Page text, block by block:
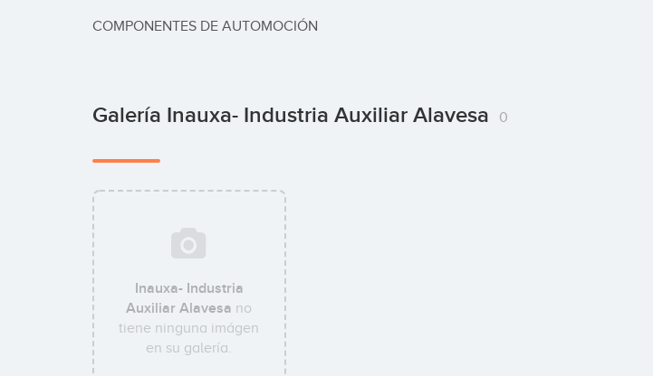
COMPONENTES DE AUTOMOCIÓN
Galería Inauxa- Industria Auxiliar Alavesa 0
Inauxa- Industria
Auxiliar Alavesa no
tiene ninguna imágen
en su galería.